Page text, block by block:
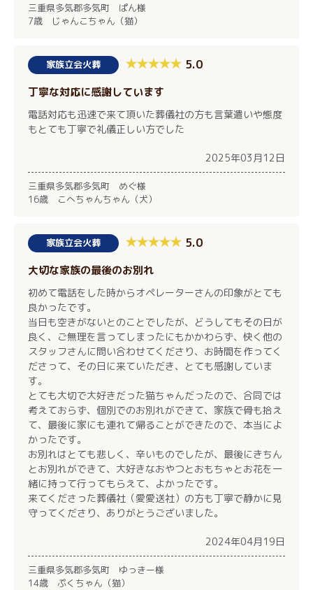
三重県多気郡多気町 ぱん様
7歳 じゃんこちゃん（猫）
家族立会火葬 5.0
丁寧な対応に感謝しています
電話対応も迅速で来て頂いた葬儀社の方も言葉遣いや態度
もとても丁寧で礼儀正しい方でした
2025年03月12日
三重県多気郡多気町 めぐ様
16歳 こへちゃんちゃん（犬）
家族立会火葬 5.0
大切な家族の最後のお別れ
初めて電話をした時からオペレーターさんの印象がとても
良かったです。
当日も空きがないとのことでしたが、どうしてもその日が
良く、ご無理を言ってしまったにもかかわらず、快く他の
スタッフさんに問い合わせてくださり、お時間を作ってく
ださって、その日に来ていただき、とても感謝していま
す。
とても大切で大好きだった猫ちゃんだったので、合同では
考えておらず、個別でのお別れができて、家族で骨も拾え
て、最後に家にも連れて帰ることができたので、本当によ
かったです。
お別れはとても悲しく、辛いものでしたが、最後にきちん
とお別れができて、大好きなおやつとおもちゃとお花を一
緒に持って行ってもらえて、よかったです。
来てくださった葬儀社（愛愛送社）の方も丁寧で静かに見
守ってくださり、ありがとうございました。
2024年04月19日
三重県多気郡多気町 ゆっきー様
14歳 ぷくちゃん（猫）